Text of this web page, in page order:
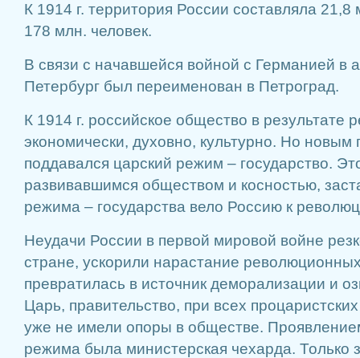
К 1914 г. территория России составляла 21,8
178 млн. человек.
В связи с начавшейся войной с Германией в
Петербург был переименован в Петроград.
К 1914 г. российское общество в результате
экономически, духовно, культурно. Но
поддавался царский режим – государство.
развивавшимся обществом и косностью,
режима – государства вело Россию к
Неудачи России в первой мировой войне
стране, ускорили нарастание
превратилась в источник деморализации и
Царь, правительство, при всех
уже не имели опоры в обществе.
режима была министерская чехарда. Только